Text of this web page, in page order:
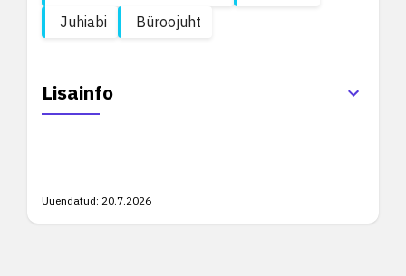
Juhiabi
Büroojuht
Lisainfo
Uuendatud: 20.7.2026